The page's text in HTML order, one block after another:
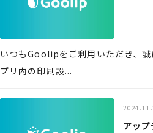
いつもGoolipをご利用いただき、
プリ内の印刷設...
アッ